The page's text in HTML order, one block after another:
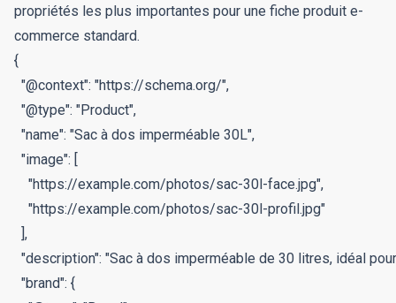
propriétés les plus importantes pour une fiche produit e-
commerce standard.
{
  "@context": "https://schema.org/",
  "@type": "Product",
  "name": "Sac à dos imperméable 30L",
  "image": [
    "https://example.com/photos/sac-30l-face.jpg",
    "https://example.com/photos/sac-30l-profil.jpg"
  ],
"description": "Sac à dos imperméable de 30 litres, idéal
  "brand": {